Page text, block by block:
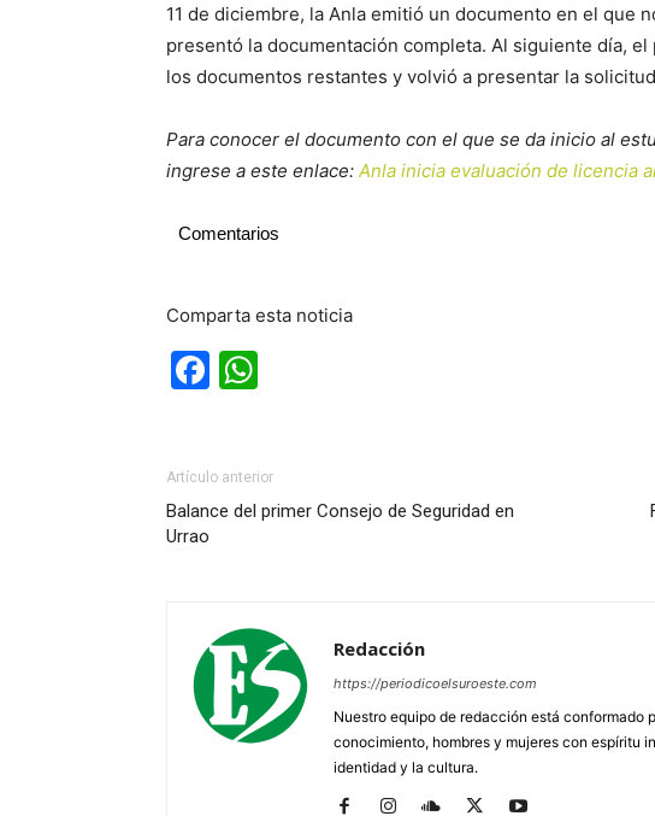
11 de diciembre, la Anla emitió un documento en el que
presentó la documentación completa. Al siguiente día,
los documentos restantes y volvió a presentar la
Para conocer el documento con el que se da inicio al
ingrese a este enlace: Anla inicia evaluación de licencia
Comentarios
Comparta esta noticia
Facebook
Artículo anterior
Balance del primer Consejo de Seguridad en
Urrao
Redacción
https://periodicoelsuroeste.com
Nuestro equipo de redacción está conformado
conocimiento, hombres y mujeres con espíritu
identidad y la cultura.